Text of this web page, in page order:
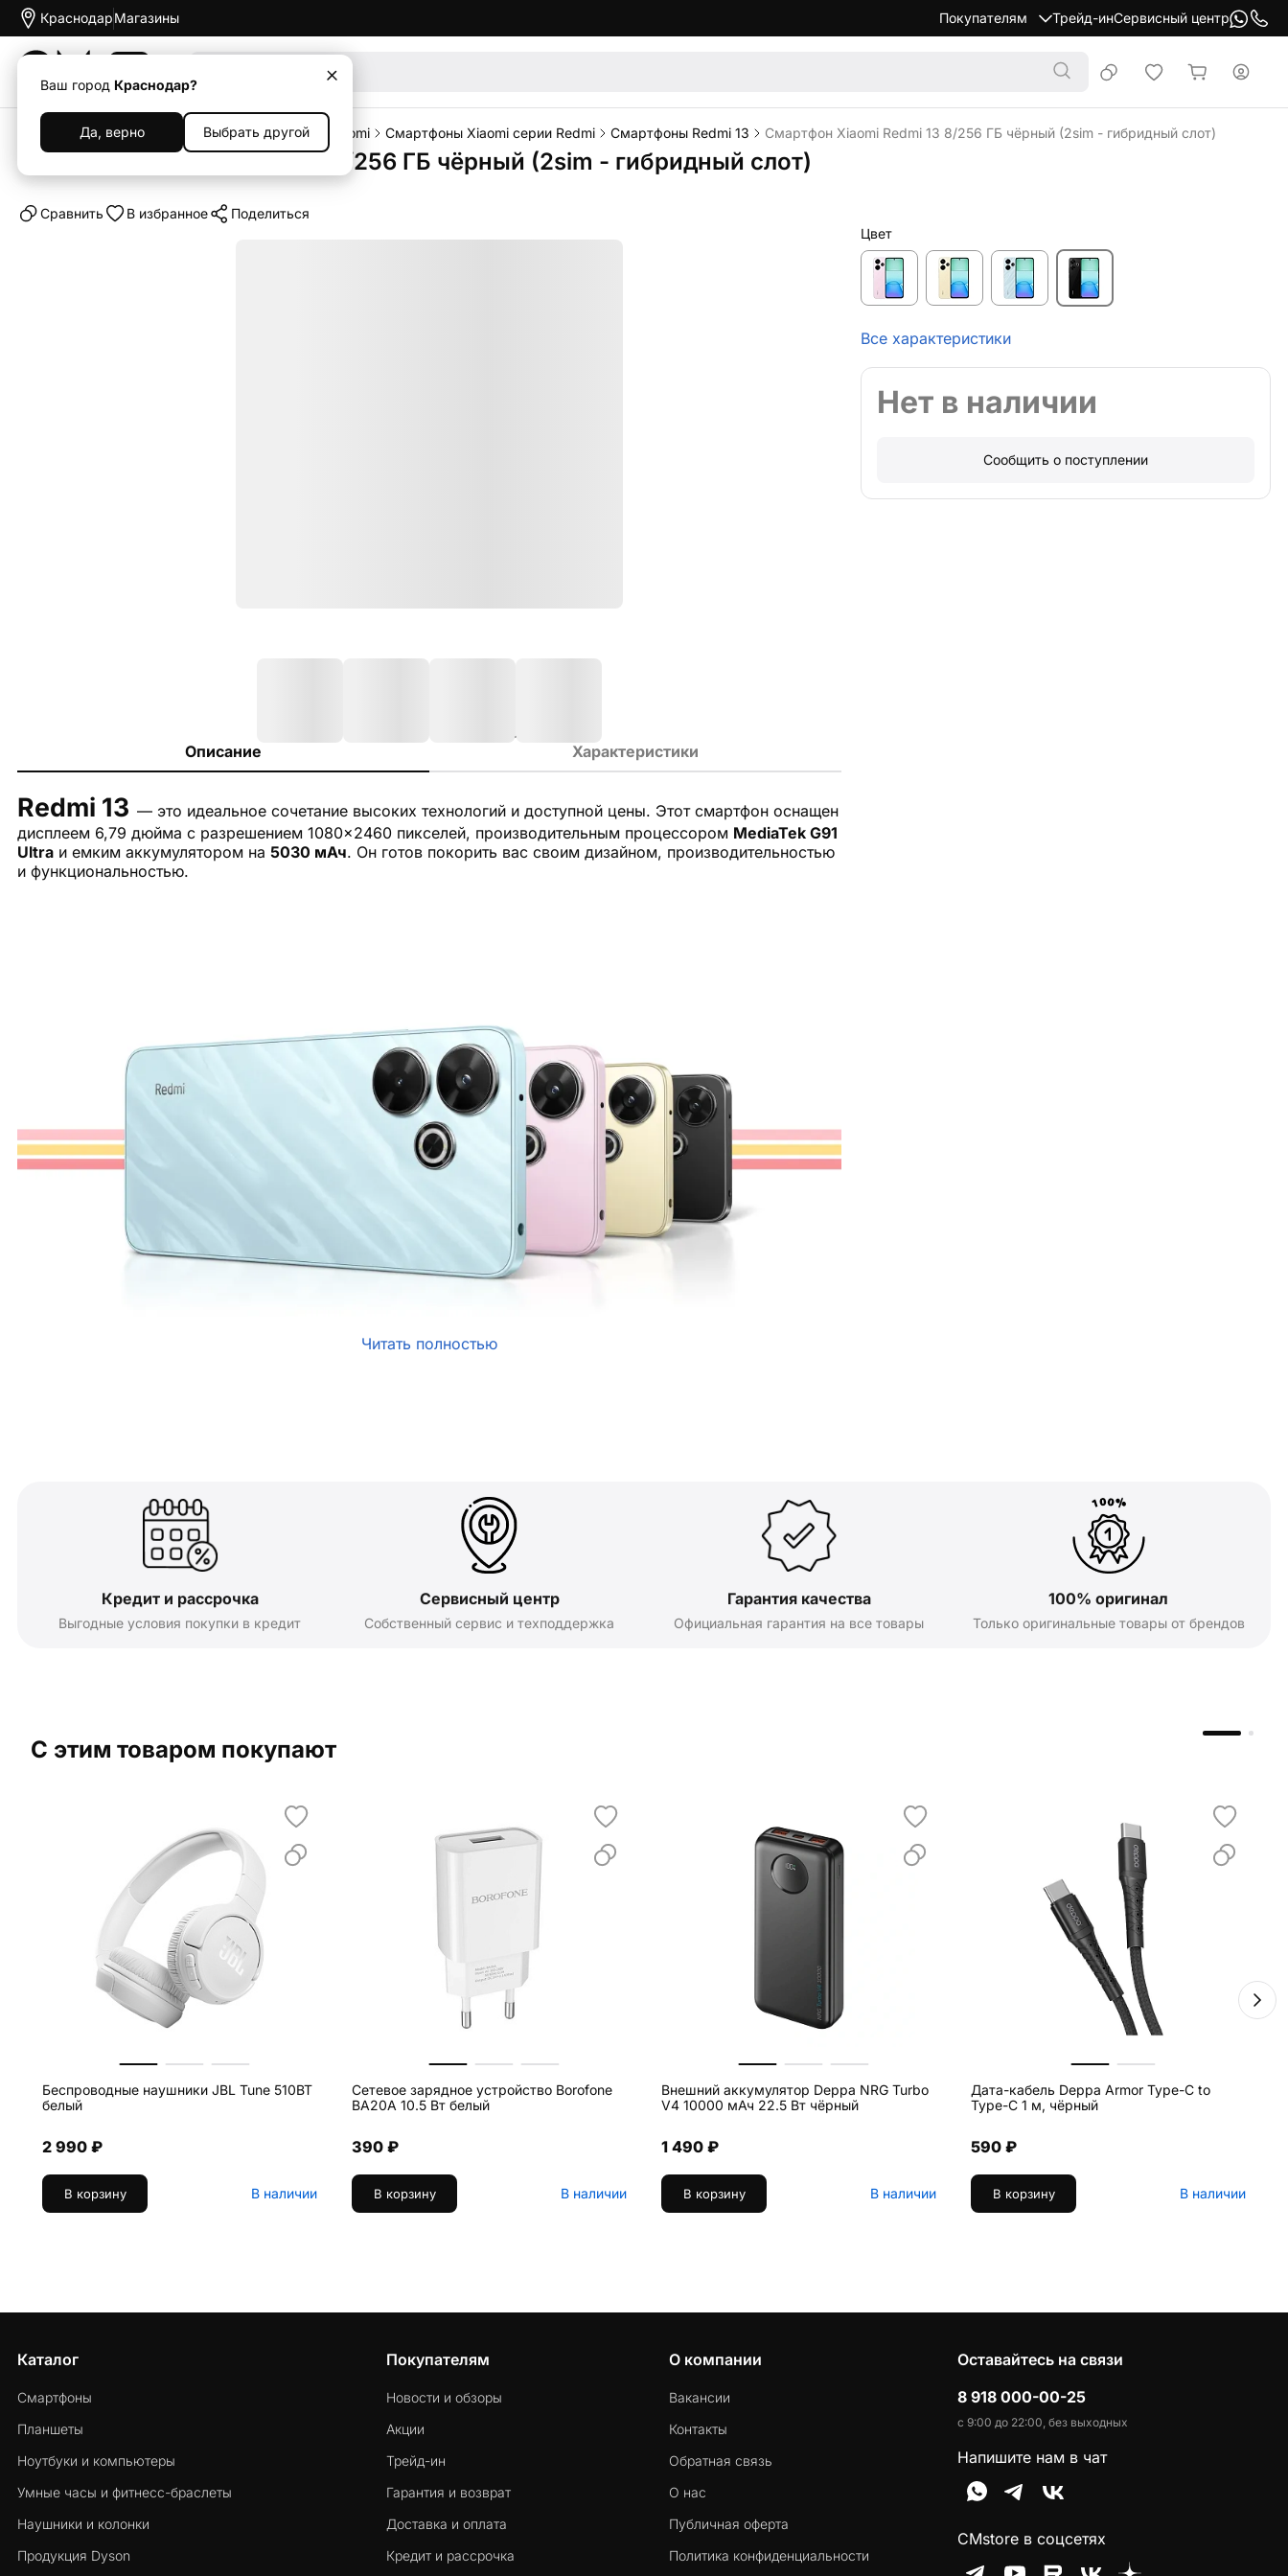
Краснодар
Ваш город Краснодар?
Да, верно Выбрать другой
Магазины Покупателям Трейд-инСервисный центр
Каталог Смартфоны Смартфоны Xiaomi Смартфоны Xiaomi серии Redmi Смартфоны Redmi 13 Смартфон Xiaomi Redmi 13 8/256 ГБ чёрный (2sim - гибридный слот)
Смартфон Xiaomi Redmi 13 8/256 ГБ чёрный (2sim - гибридный слот)
Cравнить В избранное Поделиться
Описание Характеристики
Redmi 13 — это идеальное сочетание высоких технологий и доступной цены. Этот смартфон оснащен
дисплеем 6,79 дюйма с разрешением 1080×2460 пикселей, производительным процессором MediaTek G91
Ultra и емким аккумулятором на 5030 мАч. Он готов покорить вас своим дизайном, производительностью
и функциональностью.
Читать полностью
Цвет
Все характеристики
Нет в наличии
Сообщить о поступлении
Кредит и рассрочка
Выгодные условия покупки в кредит
Сервисный центр
Собственный сервис и техподдержка
Гарантия качества
Официальная гарантия на все товары
100% оригинал
Только оригинальные товары от брендов
С этим товаром покупают
Беспроводные наушники JBL Tune 510BT
белый
2 990 ₽
В корзину В наличии
Сетевое зарядное устройство Borofone
BA20A 10.5 Вт белый
390 ₽
В корзину В наличии
Внешний аккумулятор Deppa NRG Turbo
V4 10000 мАч 22.5 Вт чёрный
1 490 ₽
В корзину В наличии
Дата-кабель Deppa Armor Type-C to
Type-C 1 м, чёрный
590 ₽
В корзину В наличии
Каталог
Смартфоны
Планшеты
Ноутбуки и компьютеры
Умные часы и фитнесс-браслеты
Наушники и колонки
Продукция Dyson
Покупателям
Новости и обзоры
Акции
Трейд-ин
Гарантия и возврат
Доставка и оплата
Кредит и рассрочка
О компании
Вакансии
Контакты
Обратная связь
О нас
Публичная оферта
Политика конфиденциальности
Оставайтесь на связи
8 918 000-00-25
с 9:00 до 22:00, без выходных
Напишите нам в чат
CMstore в соцсетях